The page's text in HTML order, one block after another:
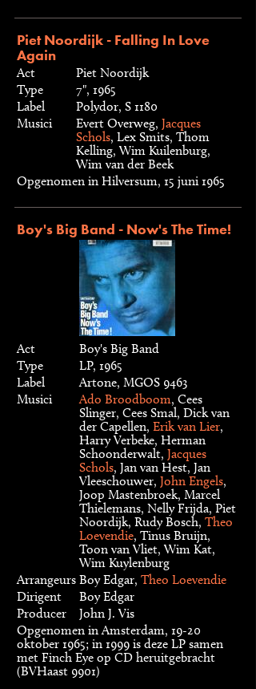
Piet Noordijk - Falling In Love
Again
Act
Piet Noordijk
Type
7", 1965
Label
Polydor, S 1180
Musici
Evert Overweg, Jacques
Schols, Lex Smits, Thom
Kelling, Wim Kuilenburg,
Wim van der Beek
Opgenomen in Hilversum, 15 juni 1965
Boy's Big Band - Now's The Time!
Act
Boy's Big Band
Type
LP, 1965
Label
Artone, MGOS 9463
Musici
Ado Broodboom, Cees
Slinger, Cees Smal, Dick van
der Capellen, Erik van Lier,
Harry Verbeke, Herman
Schoonderwalt, Jacques
Schols, Jan van Hest, Jan
Vleeschouwer, John Engels,
Joop Mastenbroek, Marcel
Thielemans, Nelly Frijda, Piet
Noordijk, Rudy Bosch, Theo
Loevendie, Tinus Bruijn,
Toon van Vliet, Wim Kat,
Wim Kuylenburg
Arrangeurs Boy Edgar, Theo Loevendie
Dirigent
Boy Edgar
Producer
John J. Vis
Opgenomen in Amsterdam, 19-20
oktober 1965; in 1999 is deze LP samen
met Finch Eye op CD heruitgebracht
(BVHaast 9901)